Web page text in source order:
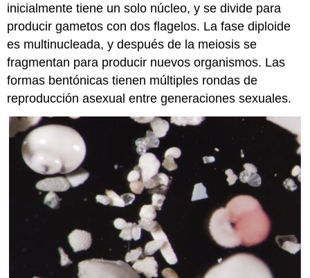
inicialmente tiene un solo núcleo, y se divide para
producir gametos con dos flagelos. La fase diploide
es multinucleada, y después de la meiosis se
fragmentan para producir nuevos organismos. Las
formas bentónicas tienen múltiples rondas de
reproducción asexual entre generaciones sexuales.